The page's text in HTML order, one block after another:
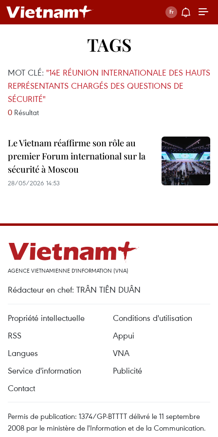
TAGS
MOT CLÉ: "14E RÉUNION INTERNATIONALE DES HAUTS
REPRÉSENTANTS CHARGÉS DES QUESTIONS DE
SÉCURITÉ"
0 Résultat
Le Vietnam réaffirme son rôle au
premier Forum international sur la
sécurité à Moscou
28/05/2026 14:53
AGENCE VIETNAMIENNE D'INFORMATION (VNA)
Rédacteur en chef: TRÂN TIÊN DUÂN
Propriété intellectuelle
Conditions d'utilisation
RSS
Appui
Langues
VNA
Service d'information
Publicité
Contact
Permis de publication: 1374/GP-BTTTT délivré le 11 septembre
2008 par le ministère de l'Information et de la Communication.